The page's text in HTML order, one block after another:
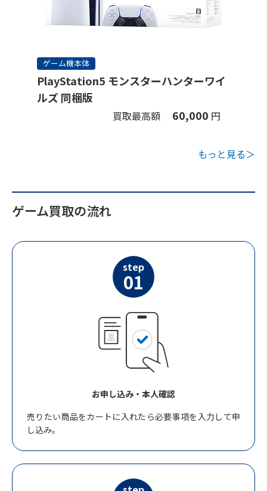
ゲーム機本体
PlayStation5 モンスターハンターワイ
ルズ 同梱版
買取最高額 60,000 円
もっと見る＞
ゲーム買取の流れ
step
01
お申し込み・本人確認
売りたい商品をカートに入れたら必要事項を入力して申
し込み。